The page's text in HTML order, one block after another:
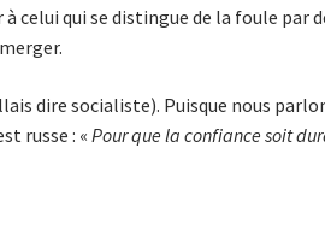
qui se distingue de la foule par
dire socialiste). Puisque nous
russe : « Pour que la confiance soit